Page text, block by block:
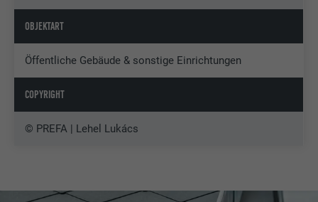
OBJEKTART
Öffentliche Gebäude & sonstige Einrichtungen
COPYRIGHT
© PREFA | Lehel Lukács